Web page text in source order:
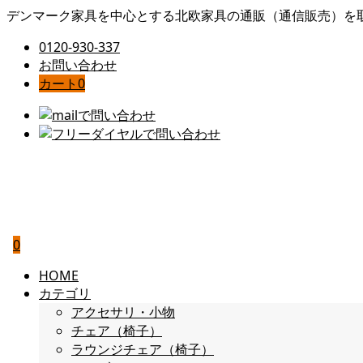
デンマーク家具を中心とする北欧家具の通販（通信販売）を
0120-930-337
お問い合わせ
カート0
0
HOME
カテゴリ
アクセサリ・小物
チェア（椅子）
ラウンジチェア（椅子）